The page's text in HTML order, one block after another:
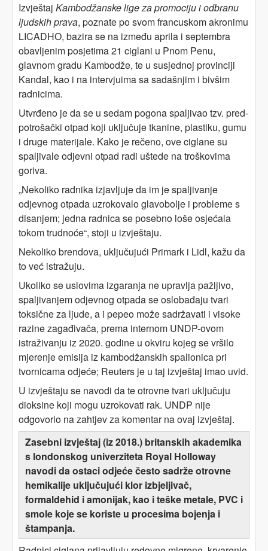
Izvještaj Kambodžanske lige za promociju i odbranu
ljudskih prava, poznate po svom francuskom akronimu
LICADHO, bazira se na između aprila i septembra
obavljenim posjetima 21 ciglani u Pnom Penu,
glavnom gradu Kambodže, te u susjednoj provinciji
Kandal, kao i na intervjuima sa sadašnjim i bivšim
radnicima.
Utvrđeno je da se u sedam pogona spaljivao tzv. pred-
potrošački otpad koji uključuje tkanine, plastiku, gumu
i druge materijale. Kako je rečeno, ove ciglane su
spaljivale odjevni otpad radi uštede na troškovima
goriva.
„Nekoliko radnika izjavljuje da im je spaljivanje
odjevnog otpada uzrokovalo glavobolje i probleme s
disanjem; jedna radnica se posebno loše osjećala
tokom trudnoće“, stoji u izvještaju.
Nekoliko brendova, uključujući Primark i Lidl, kažu da
to već istražuju.
Ukoliko se uslovima izgaranja ne upravlja pažljivo,
spaljivanjem odjevnog otpada se oslobađaju tvari
toksične za ljude, a i pepeo može sadržavati i visoke
razine zagađivača, prema internom UNDP-ovom
istraživanju iz 2020. godine u okviru kojeg se vršilo
mjerenje emisija iz kambodžanskih spalionica pri
tvornicama odjeće; Reuters je u taj izvještaj imao uvid.
U izvještaju se navodi da te otrovne tvari uključuju
dioksine koji mogu uzrokovati rak. UNDP nije
odgovorio na zahtjev za komentar na ovaj izvještaj.
Zasebni izvještaj (iz 2018.) britanskih akademika
s londonskog univerziteta Royal Holloway
navodi da ostaci odjeće često sadrže otrovne
hemikalije uključujući klor izbjeljivač,
formaldehid i amonijak, kao i teške metale, PVC i
smole koje se koriste u procesima bojenja i
štampanja.